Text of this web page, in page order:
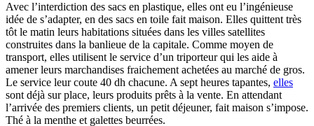
Avec l’interdiction des sacs en plastique, elles ont eu l’ingénieuse
idée de s’adapter, en des sacs en toile fait maison. Elles quittent très
tôt le matin leurs habitations situées dans les villes satellites
construites dans la banlieue de la capitale. Comme moyen de
transport, elles utilisent le service d’un triporteur qui les aide à
amener leurs marchandises fraichement achetées au marché de gros.
Le service leur coute 40 dh chacune. A sept heures tapantes, elles
sont déjà sur place, leurs produits prêts à la vente. En attendant
l’arrivée des premiers clients, un petit déjeuner, fait maison s’impose.
Thé à la menthe et galettes beurrées.